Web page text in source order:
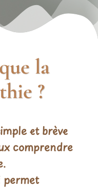
la
?
et brève
comprendre
permet